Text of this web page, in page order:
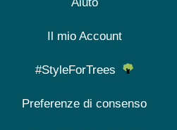
Il mio Account
#StyleForTrees
Preferenze di consenso